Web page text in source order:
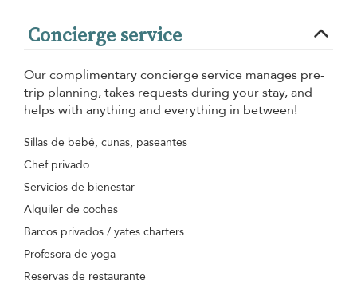
Concierge service
Our complimentary concierge service manages pre-
trip planning, takes requests during your stay, and
helps with anything and everything in between!
Sillas de bebé, cunas, paseantes
Chef privado
Servicios de bienestar
Alquiler de coches
Barcos privados / yates charters
Profesora de yoga
Reservas de restaurante